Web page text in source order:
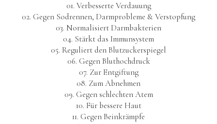
01. Verbesserte Verdauung
02. Gegen Sodrennen, Darmprobleme & Verstopfung
03. Normalisiert Darmbakterien
04. Stärkt das Immunsystem
05. Reguliert den Blutzuckerspiegel
06. Gegen Bluthochdruck
07. Zur Entgiftung
08. Zum Abnehmen
09. Gegen schlechten Atem
10. Für bessere Haut
11. Gegen Beinkrämpfe